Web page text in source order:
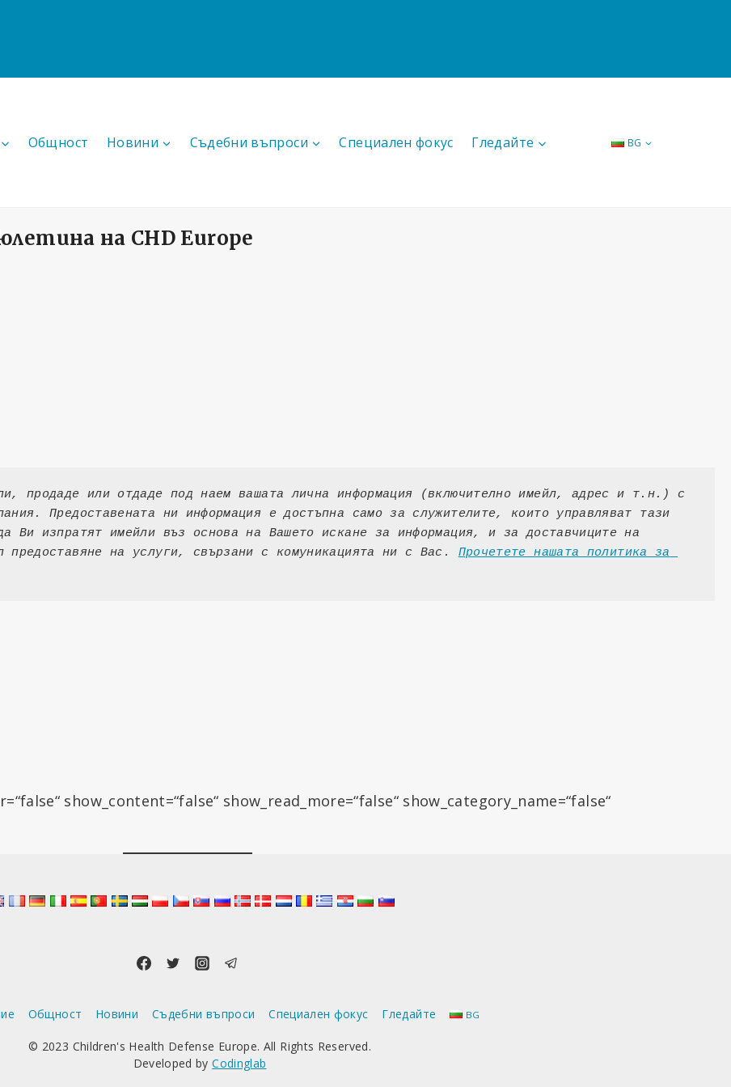
Общност Новини Съдебни въпроси Специален фокус Гледайте BG
на CHD Europe
продаде или отдаде под наем вашата лична информация (включително имейл, адрес и т.н.) с
Предоставената ни информация е достъпна само за служителите, които управляват тази
изпратят имейли въз основа на Вашето искане за информация, и за доставчиците на
на услуги, свързани с комуникацията ни с Вас. Прочетете нашата политика за
show_content=“false“ show_read_more=“false“ show_category_name=“false“
Общност Новини Съдебни въпроси Специален фокус Гледайте BG
© 2023 Children's Health Defense Europe. All Rights Reserved.
Developed byCodinglab